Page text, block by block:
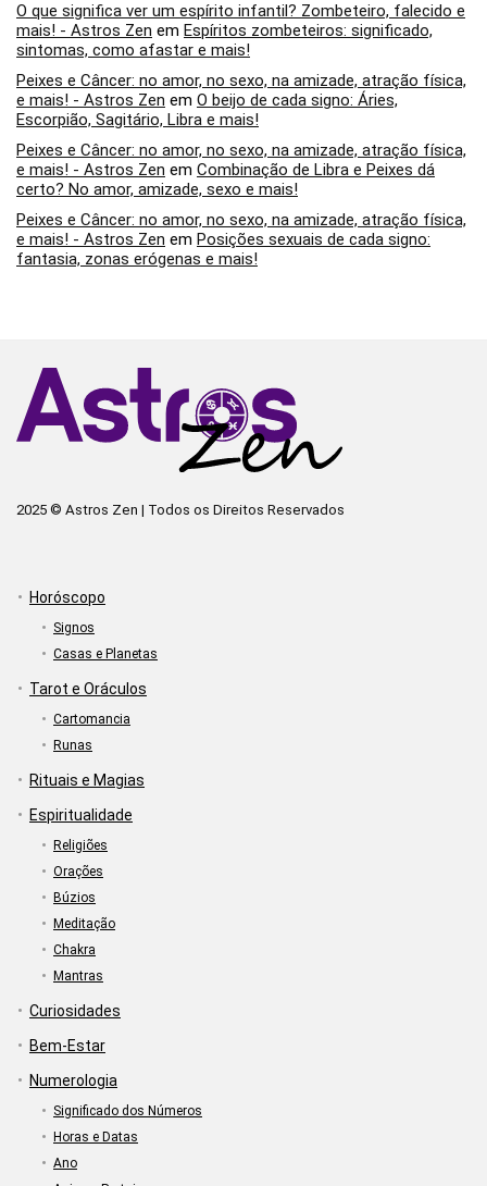
O que significa ver um espírito infantil? Zombeteiro, falecido e
mais! - Astros Zen em Espíritos zombeteiros: significado,
sintomas, como afastar e mais!
Peixes e Câncer: no amor, no sexo, na amizade, atração física,
e mais! - Astros Zen em O beijo de cada signo: Áries,
Escorpião, Sagitário, Libra e mais!
Peixes e Câncer: no amor, no sexo, na amizade, atração física,
e mais! - Astros Zen em Combinação de Libra e Peixes dá
certo? No amor, amizade, sexo e mais!
Peixes e Câncer: no amor, no sexo, na amizade, atração física,
e mais! - Astros Zen em Posições sexuais de cada signo:
fantasia, zonas erógenas e mais!
2025 © Astros Zen | Todos os Direitos Reservados
Horóscopo
Signos
Casas e Planetas
Tarot e Oráculos
Cartomancia
Runas
Rituais e Magias
Espiritualidade
Religiões
Orações
Búzios
Meditação
Chakra
Mantras
Curiosidades
Bem-Estar
Numerologia
Significado dos Números
Horas e Datas
Ano